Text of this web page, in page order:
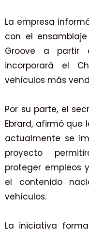
La empresa
con el
Groove a partir
incorporará el
vehículos más
Por su parte, el
Ebrard, afirmó que
actualmente se
proyecto
proteger empleos
el contenido
vehículos.
La iniciativa